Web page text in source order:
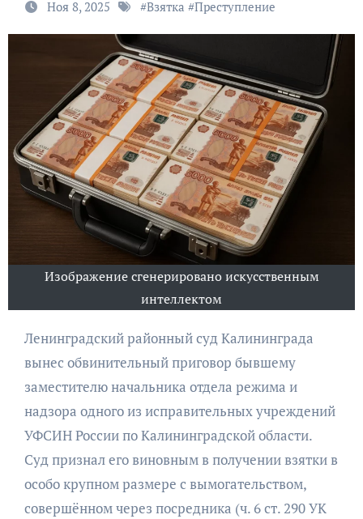
Ноя 8, 2025 #Взятка #Преступление
Изображение сгенерировано искусственным
интеллектом
Ленинградский районный суд Калининграда
вынес обвинительный приговор бывшему
заместителю начальника отдела режима и
надзора одного из исправительных учреждений
УФСИН России по Калининградской области.
Суд признал его виновным в получении взятки в
особо крупном размере с вымогательством,
совершённом через посредника (ч. 6 ст. 290 УК